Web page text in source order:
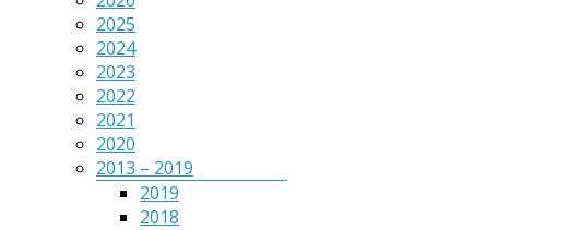
2025
2024
2023
2022
2021
2020
2013 – 2019
2019
2018